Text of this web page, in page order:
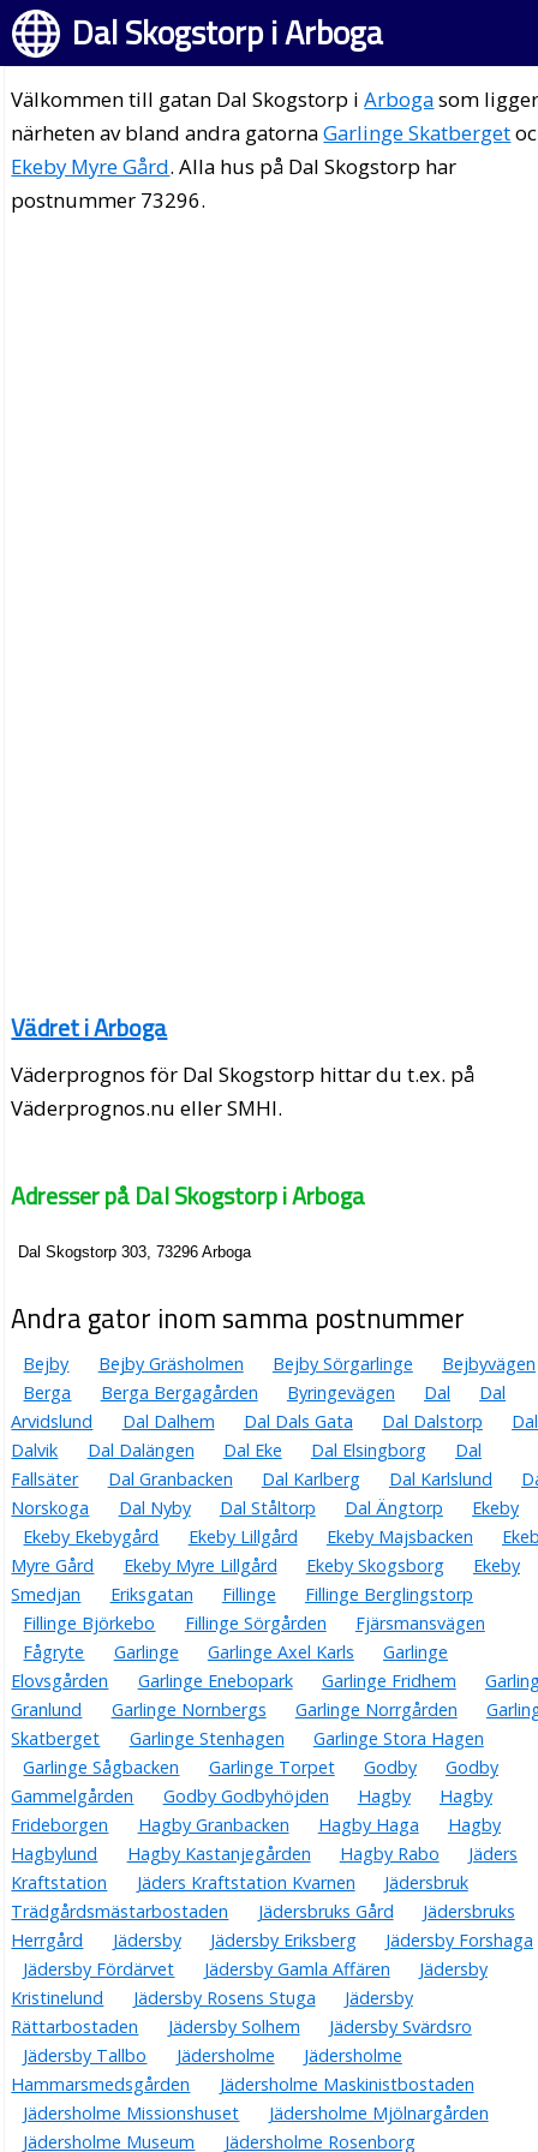
Dal Skogstorp i Arboga
Välkommen till gatan Dal Skogstorp iArbogasom
närheten av bland andra gatornaGarlinge Skatberget
Ekeby Myre Gård. Alla hus på Dal Skogstorp har
postnummer 73296.
Vädret i Arboga
Väderprognos för Dal Skogstorp hittar du t.ex. på
Väderprognos.nu eller SMHI.
Adresser på Dal Skogstorp i Arboga
Dal Skogstorp 303, 73296 Arboga
Andra gator inom samma postnummer
Bejby Bejby Gräsholmen Bejby Sörgarlinge
Bejbyvägen
Berga
Berga Bergagården Byringevägen Dal
Dal
Arvidslund
Dal Dalhem Dal Dals Gata Dal Dalstorp
Dal
Dalvik
Dal Dalängen Dal Eke Dal Elsingborg
Dal
Fallsäter
Dal Granbacken Dal Karlberg Dal Karlslund
Norskoga
Dal Nyby Dal Ståltorp Dal Ängtorp
Ekeby
Ekeby Ekebygård
Ekeby Lillgård Ekeby Majsbacken
Myre Gård
Ekeby Myre Lillgård Ekeby Skogsborg
Ekeby
Smedjan
Eriksgatan Fillinge
Fillinge Berglingstorp
Fillinge Björkebo
Fillinge Sörgården
Fjärsmansvägen
Fågryte
Garlinge Garlinge Axel Karls
Garlinge
Elovsgården
Garlinge Enebopark Garlinge Fridhem
Granlund
Garlinge Nornbergs Garlinge Norrgården
Skatberget
Garlinge Stenhagen
Garlinge Stora Hagen
Garlinge Sågbacken
Garlinge Torpet Godby
Godby
Gammelgården
Godby Godbyhöjden Hagby
Hagby
Frideborgen
Hagby Granbacken Hagby Haga
Hagby
Hagbylund
Hagby Kastanjegården Hagby Rabo
Jäders
Kraftstation
Jäders Kraftstation Kvarnen
Jädersbruk
Trädgårdsmästarbostaden
Jädersbruks Gård
Jädersbruks
Herrgård
Jädersby Jädersby Eriksberg
Jädersby Forshaga
Jädersby Fördärvet
Jädersby Gamla Affären
Jädersby
Kristinelund
Jädersby Rosens Stuga
Jädersby
Rättarbostaden
Jädersby Solhem
Jädersby Svärdsro
Jädersby Tallbo
Jädersholme
Jädersholme
Hammarsmedsgården
Jädersholme Maskinistbostaden
Jädersholme Missionshuset
Jädersholme Mjölnargården
Jädersholme Museum
Jädersholme Rosenborg